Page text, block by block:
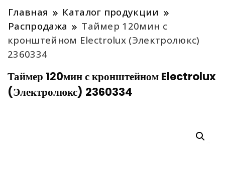
Главная
Каталог продукции
Распродажа
Таймер 120мин с
кронштейном Electrolux (Электролюкс)
2360334
Таймер 120мин с кронштейном Electrolux
(Электролюкс) 2360334